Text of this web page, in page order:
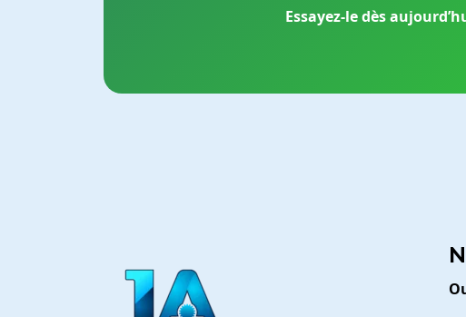
Essayez-le dès